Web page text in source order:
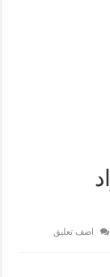
اضف تعليق